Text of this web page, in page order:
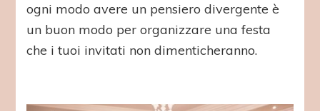
ogni modo avere un pensiero divergente è
un buon modo per organizzare una festa
che i tuoi invitati non dimenticheranno.